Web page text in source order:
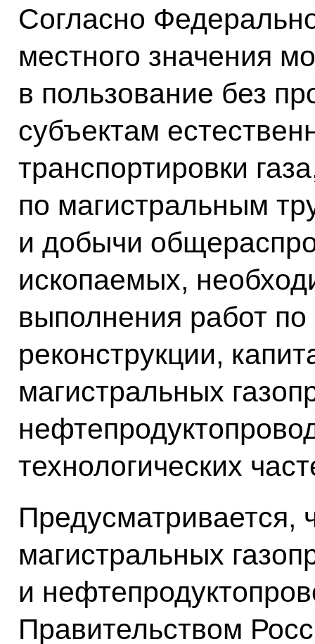
Согласно
местного значения
в пользование без
субъектам
транспортировки
по магистральным
и добычи
ископаемых,
выполнения работ по
реконструкции,
магистральных
технологических
Предусматривается,
магистральных
и
Правительством